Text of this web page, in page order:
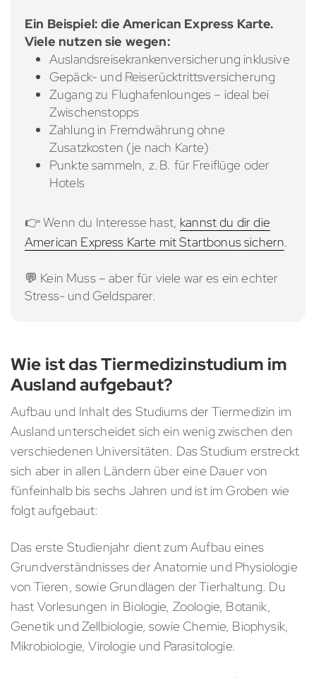
Ein Beispiel: die American Express Karte.
Viele nutzen sie wegen:
Auslandsreisekrankenversicherung inklusive
Gepäck- und Reiserücktrittsversicherung
Zugang zu Flughafenlounges – ideal bei
Zwischenstopps
Zahlung in Fremdwährung ohne
Zusatzkosten (je nach Karte)
Punkte sammeln, z. B. für Freiflüge oder
Hotels
👉 Wenn du Interesse hast, kannst du dir die
American Express Karte mit Startbonus sichern.
💬 Kein Muss – aber für viele war es ein echter
Stress- und Geldsparer.
Wie ist das Tiermedizinstudium im
Ausland aufgebaut?
Aufbau und Inhalt des Studiums der Tiermedizin im
Ausland unterscheidet sich ein wenig zwischen den
verschiedenen Universitäten. Das Studium erstreckt
sich aber in allen Ländern über eine Dauer von
fünfeinhalb bis sechs Jahren und ist im Groben wie
folgt aufgebaut:
Das erste Studienjahr dient zum Aufbau eines
Grundverständnisses der Anatomie und Physiologie
von Tieren, sowie Grundlagen der Tierhaltung. Du
hast Vorlesungen in Biologie, Zoologie, Botanik,
Genetik und Zellbiologie, sowie Chemie, Biophysik,
Mikrobiologie, Virologie und Parasitologie.